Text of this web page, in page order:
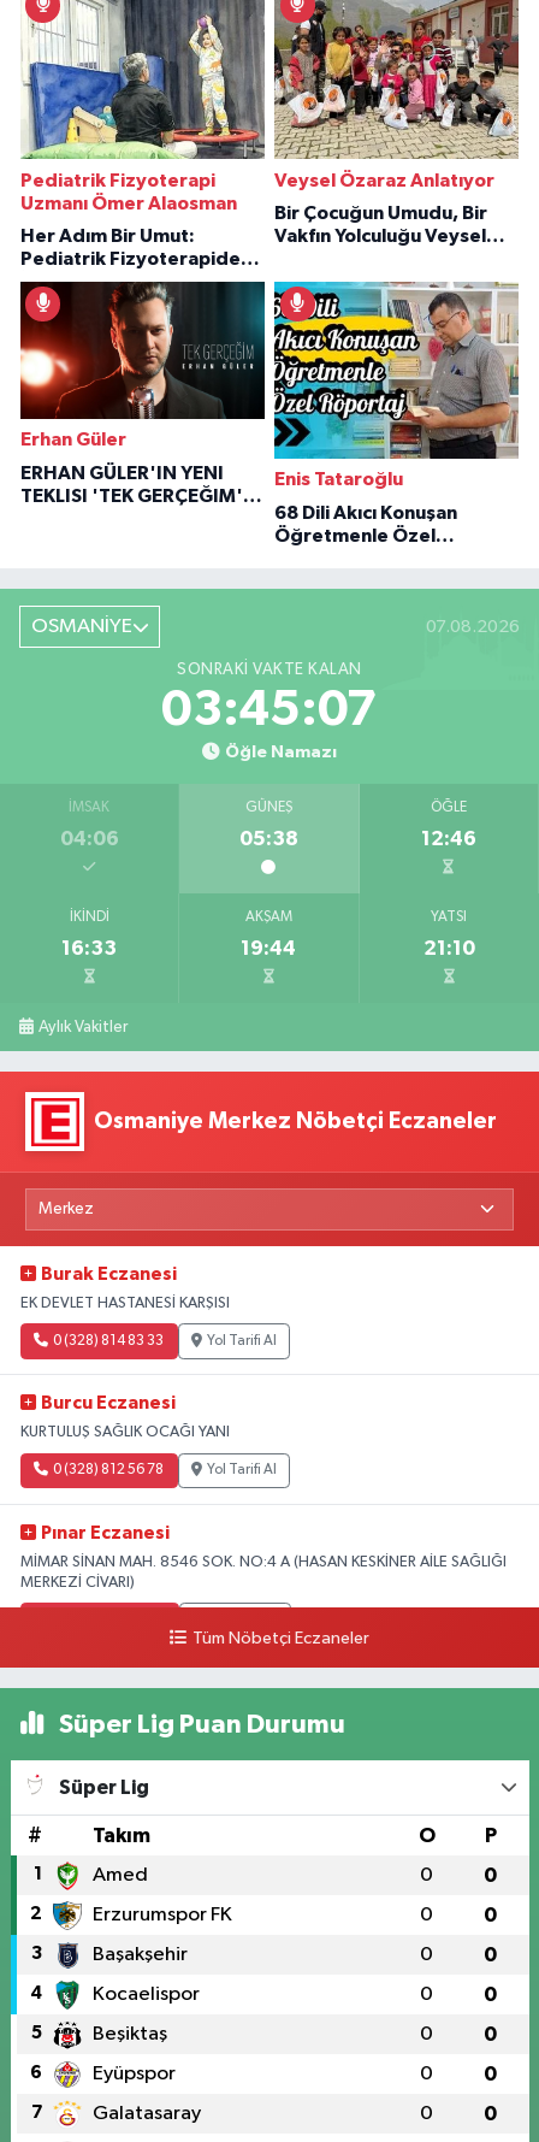
Pediatrik Fizyoterapi
Uzmanı Ömer Alaosman
Her Adım Bir Umut:
Pediatrik Fizyoterapiden
İlham Veren Hikâyeler
Veysel Özaraz Anlatıyor
Bir Çocuğun Umudu, Bir
Vakfın Yolculuğu Veysel
Erhan Güler
ERHAN GÜLER'IN YENI
TEKLISI 'TEK GERÇEĞIM'LE
Enis Tataroğlu
68 Dili Akıcı Konuşan
Öğretmenle Özel
OSMANİYE 07.08.2026
SONRAKI VAKTE KALAN
03:45:06
Öğle Namazı
İMSAK
04:06
GÜNEŞ
05:38
ÖĞLE
12:46
İKINDI
16:33
AKŞAM
19:44
YATSI
21:10
Aylık Vakitler
Osmaniye Merkez Nöbetçi Eczaneler
Burak Eczanesi
EK DEVLET HASTANESİ KARŞISI
0 (328) 814 83 33 Yol Tarifi Al
Burcu Eczanesi
KURTULUŞ SAĞLIK OCAĞI YANI
0 (328) 812 56 78 Yol Tarifi Al
Pınar Eczanesi
MİMAR SİNAN MAH. 8546 SOK. NO:4 A (HASAN KESKİNER AİLE SAĞLIĞI
MERKEZİ CİVARI)
Tüm Nöbetçi Eczaneler
Süper Lig Puan Durumu
Süper Lig
# Takım O P
1 Amed 0 0
2 Erzurumspor FK 0 0
3 Başakşehir 0 0
4 Kocaelispor 0 0
5 Beşiktaş 0 0
6 Eyüpspor 0 0
7 Galatasaray 0 0